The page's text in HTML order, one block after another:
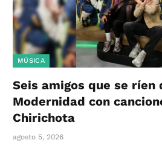
MÚSICA
Seis amigos que se ríen
Modernidad con
Chirichota
agosto 5, 2026